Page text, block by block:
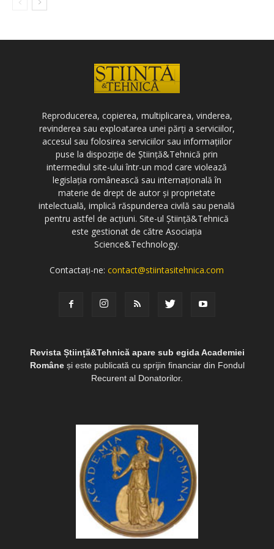
Reproducerea, copierea, multiplicarea, vinderea,
revinderea sau exploatarea unei părți a serviciilor,
accesul sau folosirea serviciilor sau informațiilor
puse la dispoziție de Știință&Tehnică prin
intermediul site-ului într-un mod care violează
legislația românească sau internațională în
materie de drept de autor și proprietate
intelectuală, implică răspunderea civilă sau penală
pentru astfel de acțiuni. Site-ul Știință&Tehnică
este gestionat de către Asociația
Science&Technology.
Contactați-ne:contact@stiintasitehnica.com
Revista Știință&Tehnică apare sub egida Academiei
Româneși este publicată cu sprijin financiar din Fondul
Recurent al Donatorilor.